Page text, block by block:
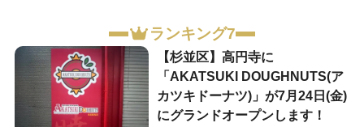
ランキング7
【杉並区】高円寺に
「AKATSUKI DOUGHNUTS(ア
カツキドーナツ)」が7月24日(金)
にグランドオープンします！